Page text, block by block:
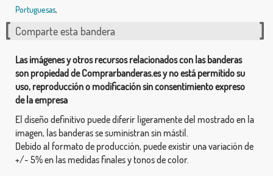
Portuguesas,
Comparte esta bandera
Las imágenes y otros recursos relacionados con las banderas
son propiedad de Comprarbanderas.es y no está permitido su
uso, reproducción o modificación sin consentimiento expreso
de la empresa
El diseño definitivo puede diferir ligeramente del mostrado en la
imagen, las banderas se suministran sin mástil.
Debido al formato de producción, puede existir una variación de
+/- 5% en las medidas finales y tonos de color.